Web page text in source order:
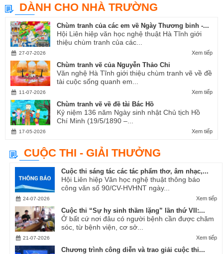
DÀNH CHO NHÀ TRƯỜNG
Chùm tranh của các em về Ngày Thương binh -...
Hội Liên hiệp văn học nghệ thuật Hà Tĩnh giới
thiệu chùm tranh của các...
Xem tiếp
27-07-2026
Chùm tranh vẽ của Nguyễn Thảo Chi
Văn nghệ Hà Tĩnh giới thiệu chùm tranh vẽ về đề
tài cuộc sống quanh em...
Xem tiếp
11-07-2026
Chùm tranh vẽ về đề tài Bác Hồ
Kỷ niệm 136 năm Ngày sinh nhật Chủ tịch Hồ
Chí Minh (19/5/1890 –...
Xem tiếp
17-05-2026
CUỘC THI - GIẢI THƯỞNG
Cuộc thi sáng tác các tác phẩm thơ, âm nhạc,...
Hội Liên hiệp Văn học nghệ thuật thông báo
công văn số 90/CV-HVHNT ngày...
Xem tiếp
24-07-2026
Cuộc thi “Sự hy sinh thầm lặng” lần thứ VII:...
Ở bất cứ nơi đâu có người bệnh cần được chăm
sóc, từ bệnh viện, cơ sở...
Xem tiếp
21-07-2026
Chương trình công diễn và trao giải cuộc thi...